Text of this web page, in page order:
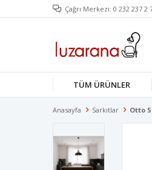
Çağrı Merkezi: 0 232 237 2
TÜM ÜRÜNLER
Anasayfa Sarkıtlar Otto